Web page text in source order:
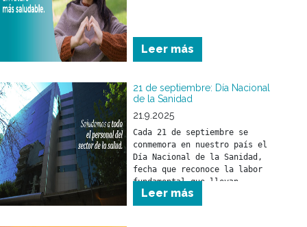
Leer más
21 de septiembre: Día Nacional
de la Sanidad
21.9.2025
Cada 21 de septiembre se
conmemora en nuestro país el
Día Nacional de la Sanidad,
fecha que reconoce la labor
fundamental que llevan
adelante los trabajadores y
trabajadoras del sector
Leer más